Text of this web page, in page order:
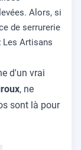
Alors, si
de serrurerie
Les Artisans
d'un vrai
, ne
sont là pour